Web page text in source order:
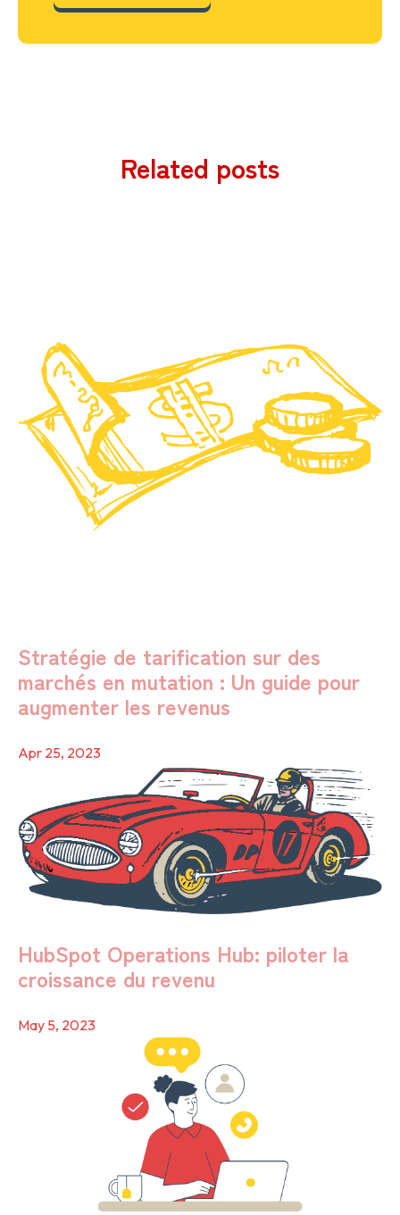
Related posts
Stratégie de tarification sur des
marchés en mutation : Un guide pour
augmenter les revenus
Apr 25, 2023
HubSpot Operations Hub: piloter la
croissance du revenu
May 5, 2023